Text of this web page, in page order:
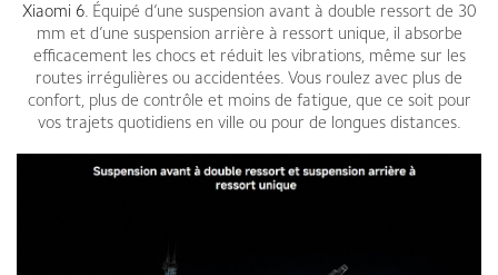
Xiaomi 6. Équipé d’une suspension avant à double ressort de 30
mm et d’une suspension arrière à ressort unique, il absorbe
efficacement les chocs et réduit les vibrations, même sur les
routes irrégulières ou accidentées. Vous roulez avec plus de
confort, plus de contrôle et moins de fatigue, que ce soit pour
vos trajets quotidiens en ville ou pour de longues distances.